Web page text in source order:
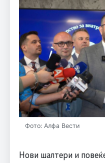
Фото: Алфа Вести
Нови шалтери и